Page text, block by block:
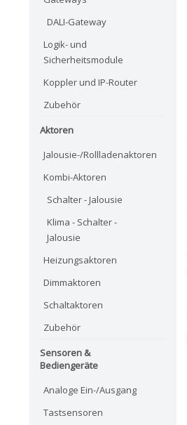
DALI-Gateway
Logik- und
Sicherheitsmodule
Koppler und IP-Router
Zubehör
Aktoren
Jalousie-/Rollladenaktoren
Kombi-Aktoren
Schalter - Jalousie
Klima - Schalter -
Jalousie
Heizungsaktoren
Dimmaktoren
Schaltaktoren
Zubehör
Sensoren &
Bediengeräte
Analoge Ein-/Ausgang
Tastsensoren